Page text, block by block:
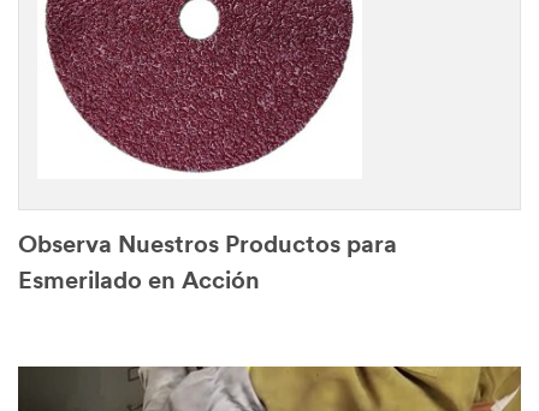
Observa Nuestros Productos para
Esmerilado en Acción